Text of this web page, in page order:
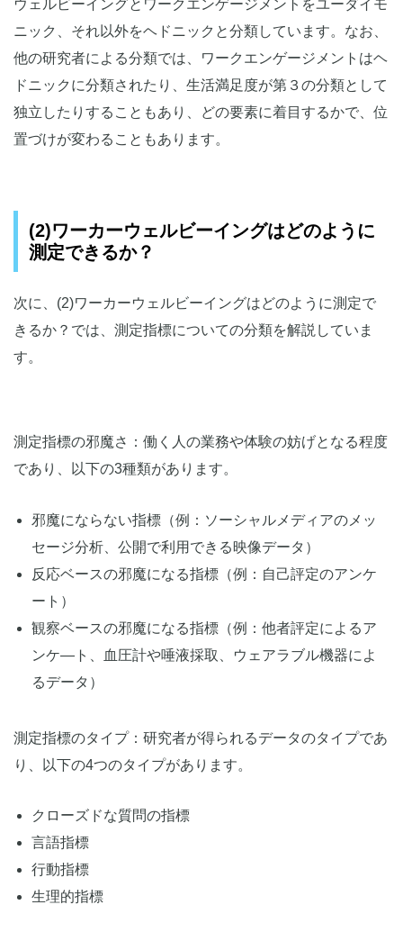
ウェルビーイングとワークエンゲージメントをユーダイモ
ニック、それ以外をヘドニックと分類しています。なお、
他の研究者による分類では、ワークエンゲージメントはヘ
ドニックに分類されたり、生活満足度が第３の分類として
独立したりすることもあり、どの要素に着目するかで、位
置づけが変わることもあります。
(2)ワーカーウェルビーイングはどのように
測定できるか？
次に、(2)ワーカーウェルビーイングはどのように測定で
きるか？では、測定指標についての分類を解説していま
す。
測定指標の邪魔さ：働く人の業務や体験の妨げとなる程度
であり、以下の3種類があります。
邪魔にならない指標（例：ソーシャルメディアのメッ
セージ分析、公開で利用できる映像データ）
反応ベースの邪魔になる指標（例：自己評定のアンケ
ート）
観察ベースの邪魔になる指標（例：他者評定によるア
ンケ―ト、血圧計や唾液採取、ウェアラブル機器によ
るデータ）
測定指標のタイプ：研究者が得られるデータのタイプであ
り、以下の4つのタイプがあります。
クローズドな質問の指標
言語指標
行動指標
生理的指標